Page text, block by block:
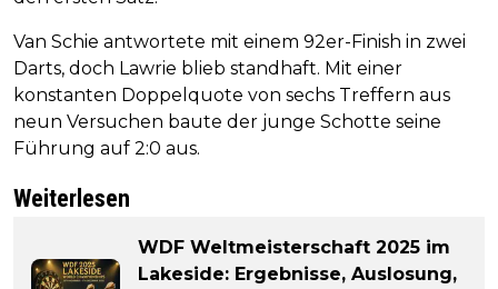
Van Schie antwortete mit einem 92er-Finish in zwei
Darts, doch Lawrie blieb standhaft. Mit einer
konstanten Doppelquote von sechs Treffern aus
neun Versuchen baute der junge Schotte seine
Führung auf 2:0 aus.
Weiterlesen
WDF Weltmeisterschaft 2025 im
Lakeside: Ergebnisse, Auslosung,